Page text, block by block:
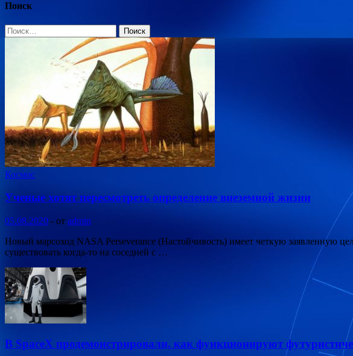
Поиск
Найти:
Космос
Ученые хотят пересмотреть определение внеземной жизни
05.08.2020 - от admin
Новый марсоход NASA Perseverance (Настойчивость) имеет четкую заявленную
существовать когда-то на соседней с …
В SpaceX продемонстрировали, как функционируют